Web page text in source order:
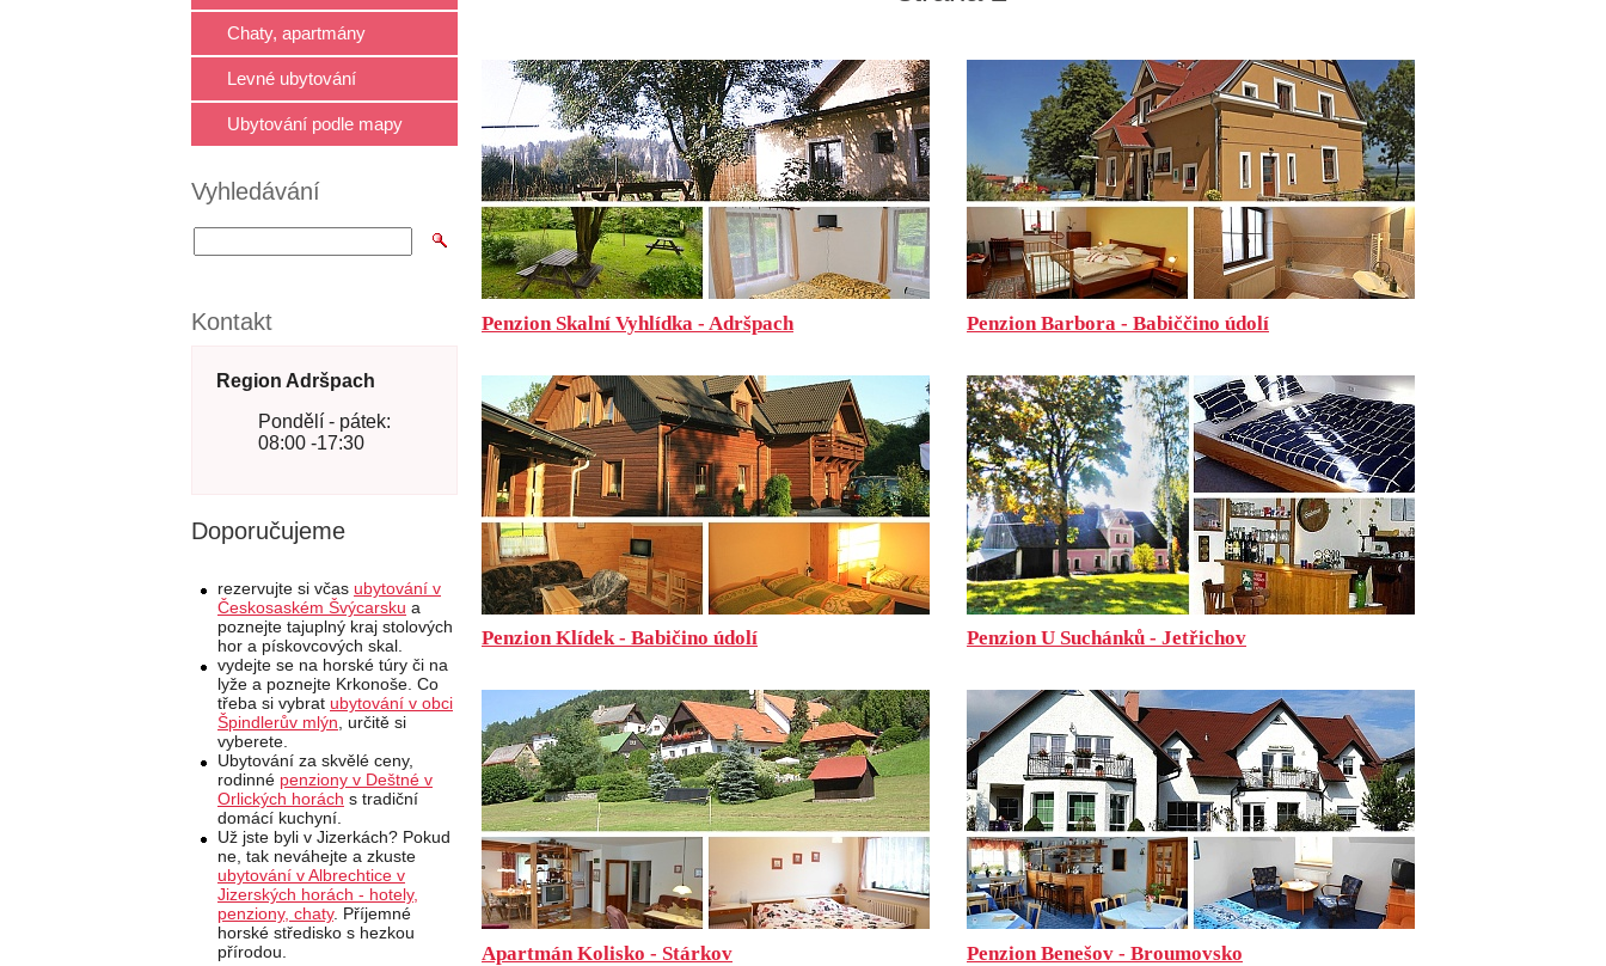
Penzion Barbora - Babiččino údolí
Penzion U Suchánků - Jetřichov
Penzion Benešov - Broumovsko
Penzion Skalní Vyhlídka - Adršpach
Penzion Klídek - Babičino údolí
Apartmán Kolisko - Stárkov
Chaty, apartmány
Levné ubytování
Ubytování podle mapy
Vyhledávání
Kontakt
Region Adršpach
Pondělí - pátek:
08:00 -17:30
Doporučujeme
rezervujte si včas ubytování v
Českosaském Švýcarsku a
poznejte tajuplný kraj stolových
hor a pískovcových skal.
vydejte se na horské túry či na
lyže a poznejte Krkonoše. Co
třeba si vybrat ubytování v obci
Špindlerův mlýn, určitě si
vyberete.
Ubytování za skvělé ceny,
rodinné penziony v Deštné v
Orlických horách s tradiční
domácí kuchyní.
Už jste byli v Jizerkách? Pokud
ne, tak neváhejte a zkuste
ubytování v Albrechtice v
Jizerských horách - hotely,
penziony, chaty. Příjemné
horské středisko s hezkou
přírodou.